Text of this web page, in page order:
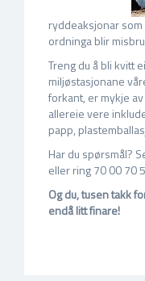
ryddeaksjonar
ordninga blir
Treng du å bli kvitt
miljøstasjonane
forkant, er mykje
allereie vere
papp,
Har du spørsmål?
eller ring 70 00 70
Og du, tusen takk
endå litt finare!